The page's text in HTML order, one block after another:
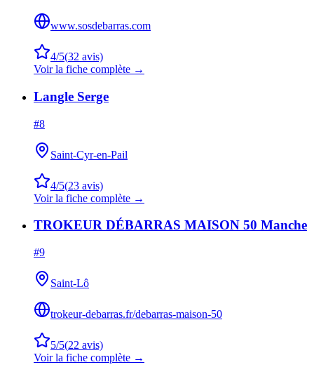
www.sosdebarras.com
4/5(32 avis)
Voir la fiche complète →
Langle Serge
#8
Saint-Cyr-en-Pail
4/5(23 avis)
Voir la fiche complète →
TROKEUR DÉBARRAS MAISON 50 Manche
#9
Saint-Lô
trokeur-debarras.fr/debarras-maison-50
5/5(22 avis)
Voir la fiche complète →